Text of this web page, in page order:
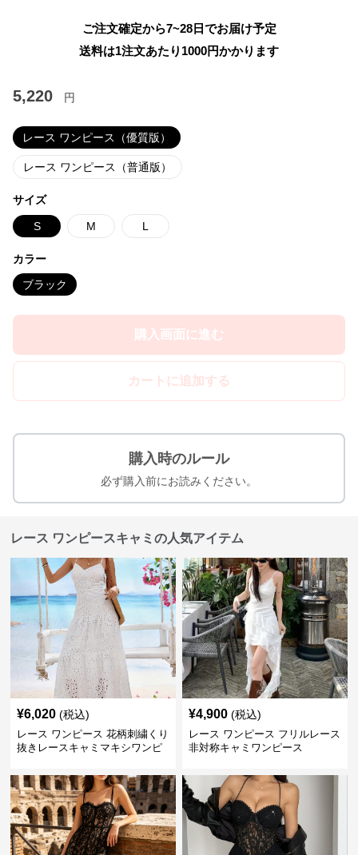
ご注文確定から7~28日でお届け予定
送料は1注文あたり 1000円かかります
5,220 円
レース ワンピース（優質版）
レース ワンピース（普通版）
サイズ
S M L
カラー
ブラック
購入画面に進む
カートに追加する
購入時のルール
必ず購入前にお読みください。
レース ワンピースキャミの人気アイテム
¥6,020 (税込)
レース ワンピース 花柄刺繍くり
抜きレースキャミマキシワンピ
¥4,900 (税込)
レース ワンピース フリルレース
非対称キャミワンピース